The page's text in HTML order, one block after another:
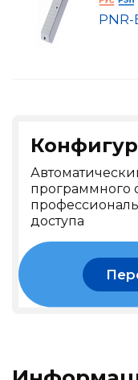
PNR-
программного
доступа